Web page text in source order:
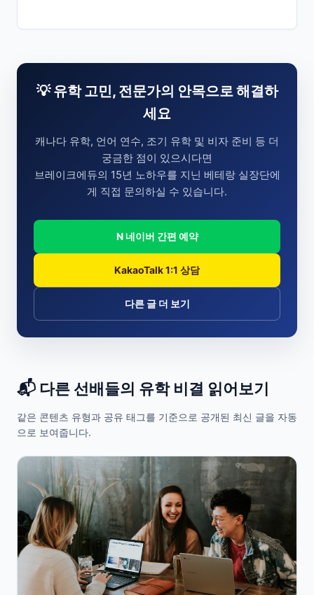
💡 유학 고민, 전문가의 안목으로 해결하
세요
캐나다 유학, 언어 연수, 조기 유학 및 비자 준비 등 더
궁금한 점이 있으시다면
브레이크에듀의 15년 노하우를 지닌 베테랑 실장단에
게 직접 문의하실 수 있습니다.
N 네이버 간편 예약
KakaoTalk 1:1 상담
다른 글 더 보기
📬 다른 선배들의 유학 비결 읽어보기
같은 콘텐츠 유형과 공유 태그를 기준으로 공개된 최신 글을 자동
으로 보여줍니다.